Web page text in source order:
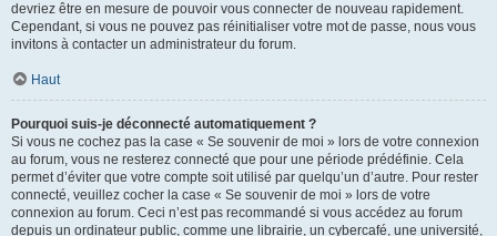
devriez être en mesure de pouvoir vous connecter de nouveau rapidement.
Cependant, si vous ne pouvez pas réinitialiser votre mot de passe, nous vous
invitons à contacter un administrateur du forum.
Haut
Pourquoi suis-je déconnecté automatiquement ?
Si vous ne cochez pas la case « Se souvenir de moi » lors de votre connexion
au forum, vous ne resterez connecté que pour une période prédéfinie. Cela
permet d’éviter que votre compte soit utilisé par quelqu’un d’autre. Pour rester
connecté, veuillez cocher la case « Se souvenir de moi » lors de votre
connexion au forum. Ceci n’est pas recommandé si vous accédez au forum
depuis un ordinateur public, comme une librairie, un cybercafé, une université,